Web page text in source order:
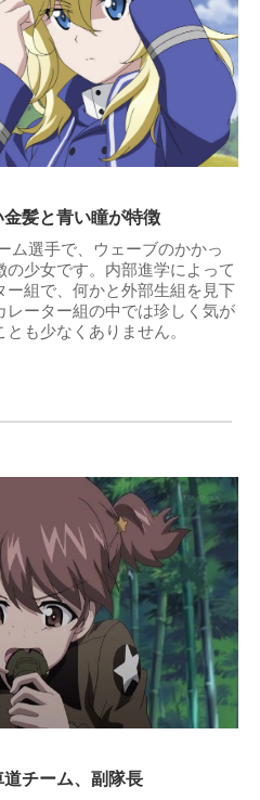
髪と青い瞳が特徴
ム選手で、ウェーブのかかっ
少女です。内部進学によって
ー組で、何かと外部生組を見下
レーター組の中では珍しく気が
も少なくありません。
チーム、副隊長